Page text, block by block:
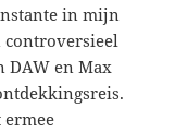
in mijn
controversieel
DAW en Max